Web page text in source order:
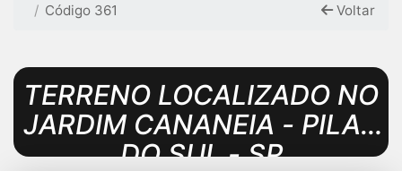
Código 361
Voltar
TERRENO LOCALIZADO NO
JARDIM CANANEIA - PILAR
DO SUL - SP